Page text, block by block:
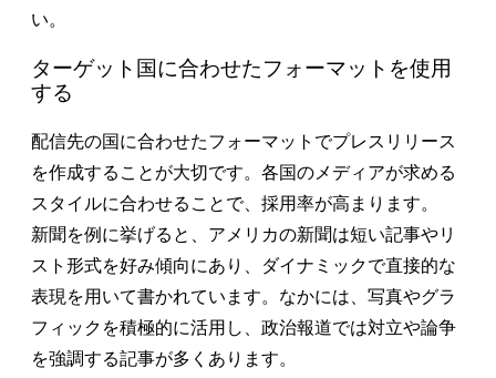
い。
ターゲット国に合わせたフォーマットを使用
する
配信先の国に合わせたフォーマットでプレスリリース
を作成することが大切です。各国のメディアが求める
スタイルに合わせることで、採用率が高まります。
新聞を例に挙げると、アメリカの新聞は短い記事やリ
スト形式を好み傾向にあり、ダイナミックで直接的な
表現を用いて書かれています。なかには、写真やグラ
フィックを積極的に活用し、政治報道では対立や論争
を強調する記事が多くあります。